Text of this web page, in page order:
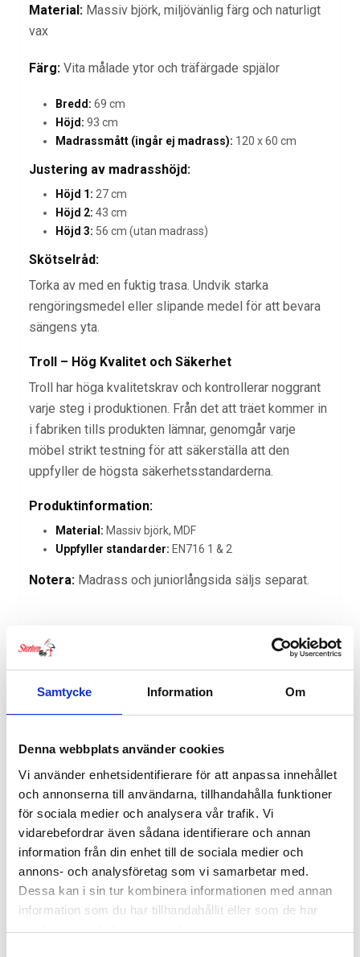
Samtycke Information Om
Denna webbplats använder cookies
Vi använder enhetsidentifierare för att anpassa innehållet
och annonserna till användarna, tillhandahålla funktioner
för sociala medier och analysera vår trafik. Vi
vidarebefordrar även sådana identifierare och annan
information från din enhet till de sociala medier och
annons- och analysföretag som vi samarbetar med.
Dessa kan i sin tur kombinera informationen med annan
information som du har tillhandahållit eller som de har
samlat in när du har använt deras tjänster.
Material: Massiv björk, miljövänlig färg och naturligt
vax
Färg: Vita målade ytor och träfärgade spjälor
Bredd: 69 cm
Höjd: 93 cm
Madrassmått (ingår ej madrass): 120 x 60 cm
Justering av madrasshöjd:
Höjd 1: 27 cm
Höjd 2: 43 cm
Höjd 3: 56 cm (utan madrass)
Skötselråd:
Torka av med en fuktig trasa. Undvik starka
rengöringsmedel eller slipande medel för att bevara
sängens yta.
Troll – Hög Kvalitet och Säkerhet
Troll har höga kvalitetskrav och kontrollerar noggrant
varje steg i produktionen. Från det att träet kommer in
i fabriken tills produkten lämnar, genomgår varje
möbel strikt testning för att säkerställa att den
uppfyller de högsta säkerhetsstandarderna.
Produktinformation:
Material: Massiv björk, MDF
Uppfyller standarder: EN716 1 & 2
Notera: Madrass och juniorlångsida säljs separat.
RELATERADE PRODUKTER